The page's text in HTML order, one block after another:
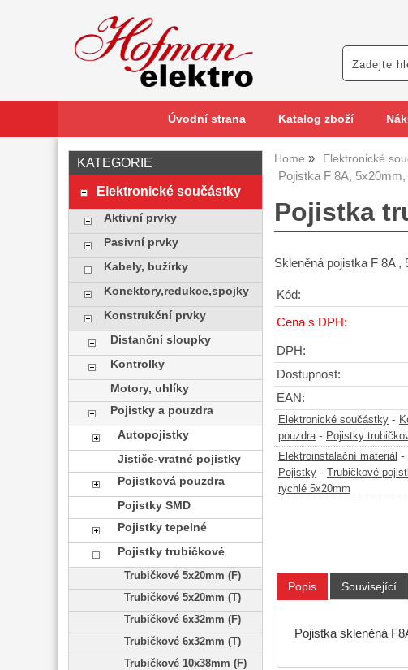
Úvodní strana Katalog zboží
Home Elektronické
Pojistka F 8A,
Pojistka
Skleněná pojistka F 8A ,
Kód:
Cena s DPH:
DPH:
Dostupnost:
EAN:
Elektronické součástky -
pouzdra- Pojistky
Elektroinstalační materiál -
Pojistky - Trubičkové
rychlé 5x20mm
Popis Související
Pojistka skleněná
KATEGORIE
Elektronické součástky
Aktivní prvky
Pasivní prvky
Kabely, bužírky
Konektory,redukce,spojky
Konstrukční prvky
Distanční sloupky
Kontrolky
Motory, uhlíky
Pojistky a pouzdra
Autopojistky
Jističe-vratné pojistky
Pojistková pouzdra
Pojistky SMD
Pojistky tepelné
Pojistky trubičkové
Trubičkové 5x20mm (F)
Trubičkové 5x20mm (T)
Trubičkové 6x32mm (F)
Trubičkové 6x32mm (T)
Trubičkové 10x38mm (F)